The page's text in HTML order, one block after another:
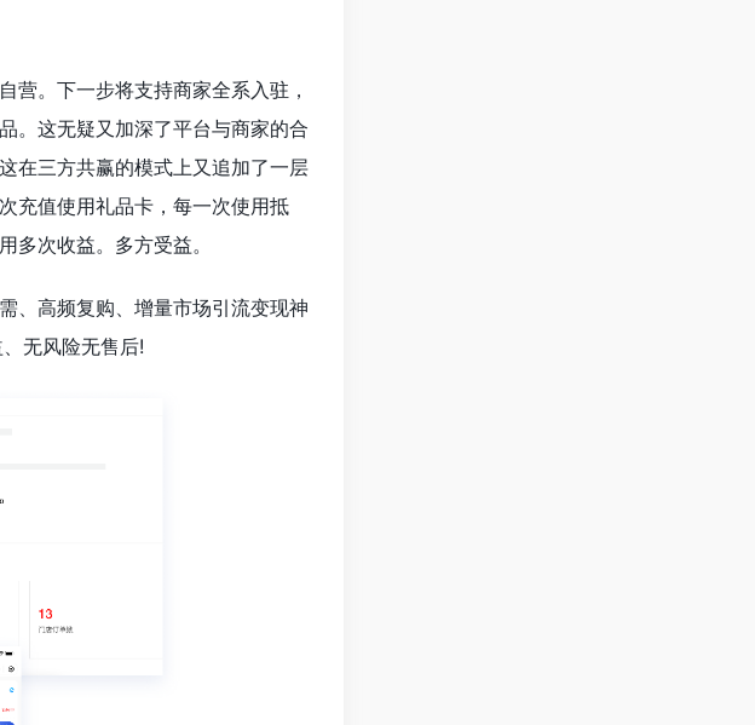
营。下一步将支持商家全系入驻，
。这无疑又加深了平台与商家的合
在三方共赢的模式上又追加了一层
充值使用礼品卡，每一次使用抵
多次收益。多方受益。
、高频复购、增量市场引流变现神
无风险无售后!